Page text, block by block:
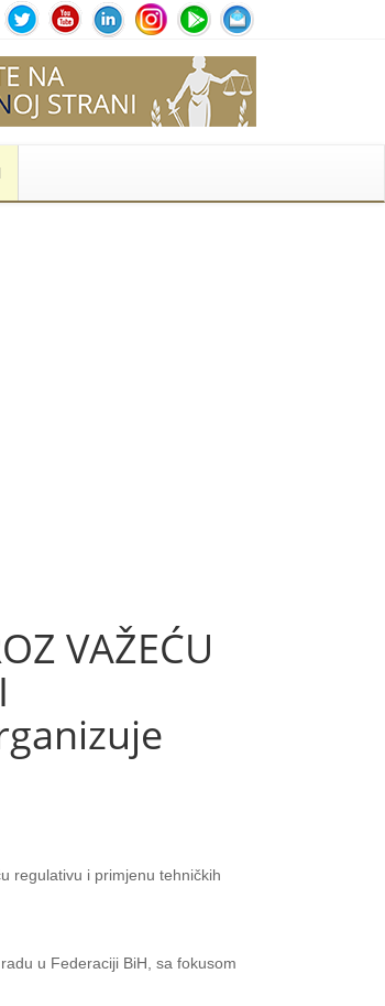
VAŽEĆU
regulativu i primjenu tehničkih
u Federaciji BiH, sa fokusom